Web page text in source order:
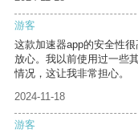
游客
这款加速器app的安全性
放心。我以前使用过一些
情况，这让我非常担心。
2024-11-18
游客